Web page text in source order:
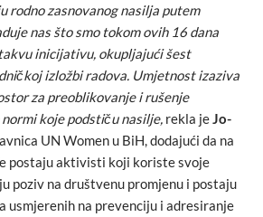
rodno zasnovanog nasilja putem
nas što smo tokom ovih 16 dana
inicijativu, okupljajući šest
izložbi radova. Umjetnost izaziva
za preoblikovanje i rušenje
koje podstiču nasilje, rekla jeJo-
UN Women u BiH, dodajući da na
postaju aktivisti koji koriste svoje
poziv na društvenu promjenu i postaju
usmjerenih na prevenciju i adresiranje